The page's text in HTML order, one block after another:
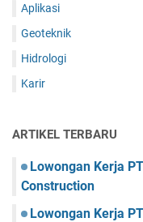
Aplikasi
Geoteknik
Hidrologi
Karir
ARTIKEL TERBARU
Lowongan Kerja
Construction
Lowongan Kerja